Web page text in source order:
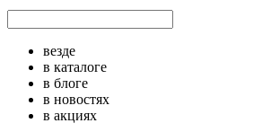
везде
в каталоге
в блоге
в новостях
в акциях